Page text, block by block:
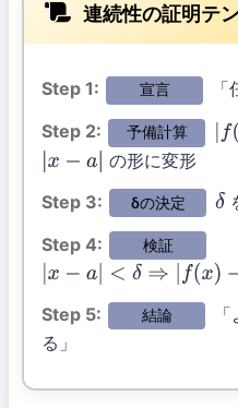
連続性の証明テ
Step 1: 宣言
Step 2:
予備計算 f(
x−a|
の形に変形
Step 3:
δの決定 δ
Step 4:
検証
x−a| <δ ⇒| f( x)− a)|<ε
Step 5:
結論
る」